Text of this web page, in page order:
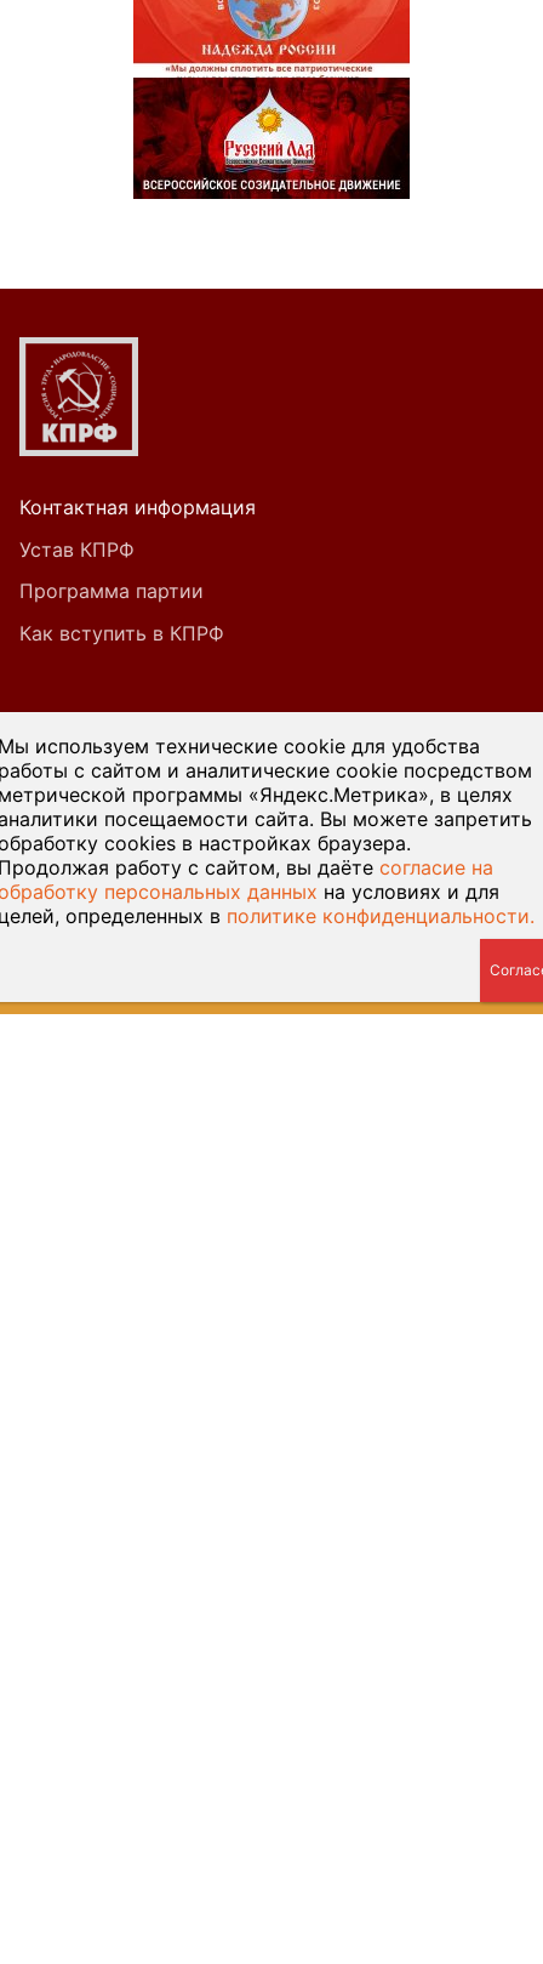
Контактная информация
Устав КПРФ
Программа партии
Как вступить в КПРФ
При цитировании или ином использовании
материалов, опубликованных на страницах
сайта kprf45.ru, ссылка на источник обязательна.
Веб-
используем технические cookie для удобства
с сайтом и аналитические cookie посредством
программы «Яндекс.Метрика», в целях
посещаемости сайта. Вы можете запретить
cookies в настройках браузера.
работу с сайтом, вы даётесогласие на
персональных данных на условиях и для
определенных в политике конфиденциальности.